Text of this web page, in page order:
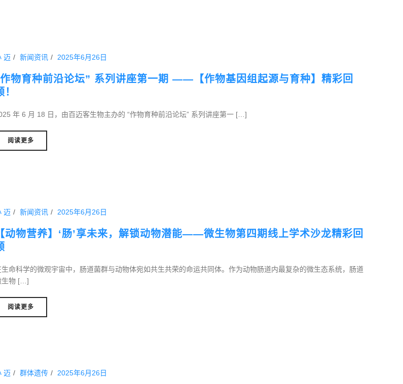
迈 新闻资讯 2025年6月26日
物育种前沿论坛” 系列讲座第一期 ——【作物基因组起源与育种】精彩回
！
年 6 月 18 日，由百迈客生物主办的 “作物育种前沿论坛” 系列讲座第一 […]
阅读更多
迈 新闻资讯 2025年6月26日
【动物营养】‘肠’享未来，解锁动物潜能——微生物第四期线上学术沙龙精彩回
生命科学的微观宇宙中，肠道菌群与动物体宛如共生共荣的命运共同体。作为动物肠道内最复杂的微生态系统，肠道
生物 […]
阅读更多
迈 群体遗传 2025年6月26日